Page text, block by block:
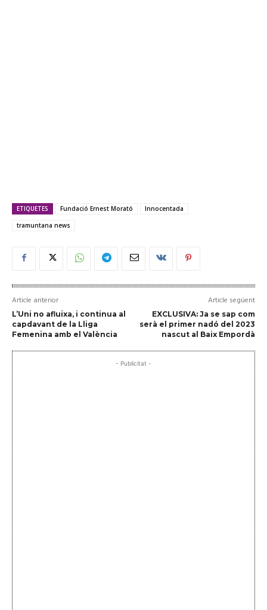
ETIQUETES Fundació Ernest Morató
Innocentada
tramuntana news
Article anterior
L’Uni no afluixa, i continua al
capdavant de la Lliga
Femenina amb el València
Article següent
EXCLUSIVA: Ja se sap com
serà el primer nadó del 2023
nascut al Baix Empordà
- Publicitat -